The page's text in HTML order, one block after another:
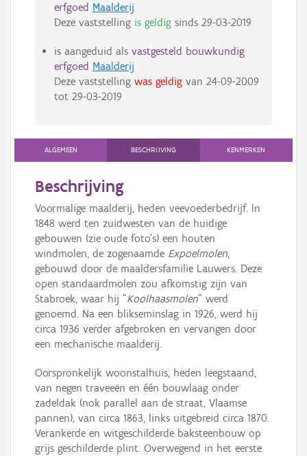
erfgoed Maalderij
Deze vaststelling is geldigsinds 29-03-2019
is aangeduid als vastgesteld bouwkundig
erfgoed Maalderij
Deze vaststelling was geldigvan 24-09-2009
tot 29-03-2019
ALGEMEEN BESCHRIJVING KENMERKEN
Beschrijving
Voormalige maalderij, heden veevoederbedrijf. In
1848 werd ten zuidwesten van de huidige
gebouwen (zie oude foto's) een houten
windmolen, de zogenaamde Expoelmolen,
gebouwd door de maaldersfamilie Lauwers. Deze
open standaardmolen zou afkomstig zijn van
Stabroek, waar hij "Koolhaasmolen" werd
genoemd. Na een blikseminslag in 1926, werd hij
circa 1936 verder afgebroken en vervangen door
een mechanische maalderij.
Oorspronkelijk woonstalhuis, heden leegstaand,
van negen traveeën en één bouwlaag onder
zadeldak (nok parallel aan de straat, Vlaamse
pannen), van circa 1863, links uitgebreid circa 1870.
Verankerde en witgeschilderde baksteenbouw op
grijs geschilderde plint. Overwegend in het eerste